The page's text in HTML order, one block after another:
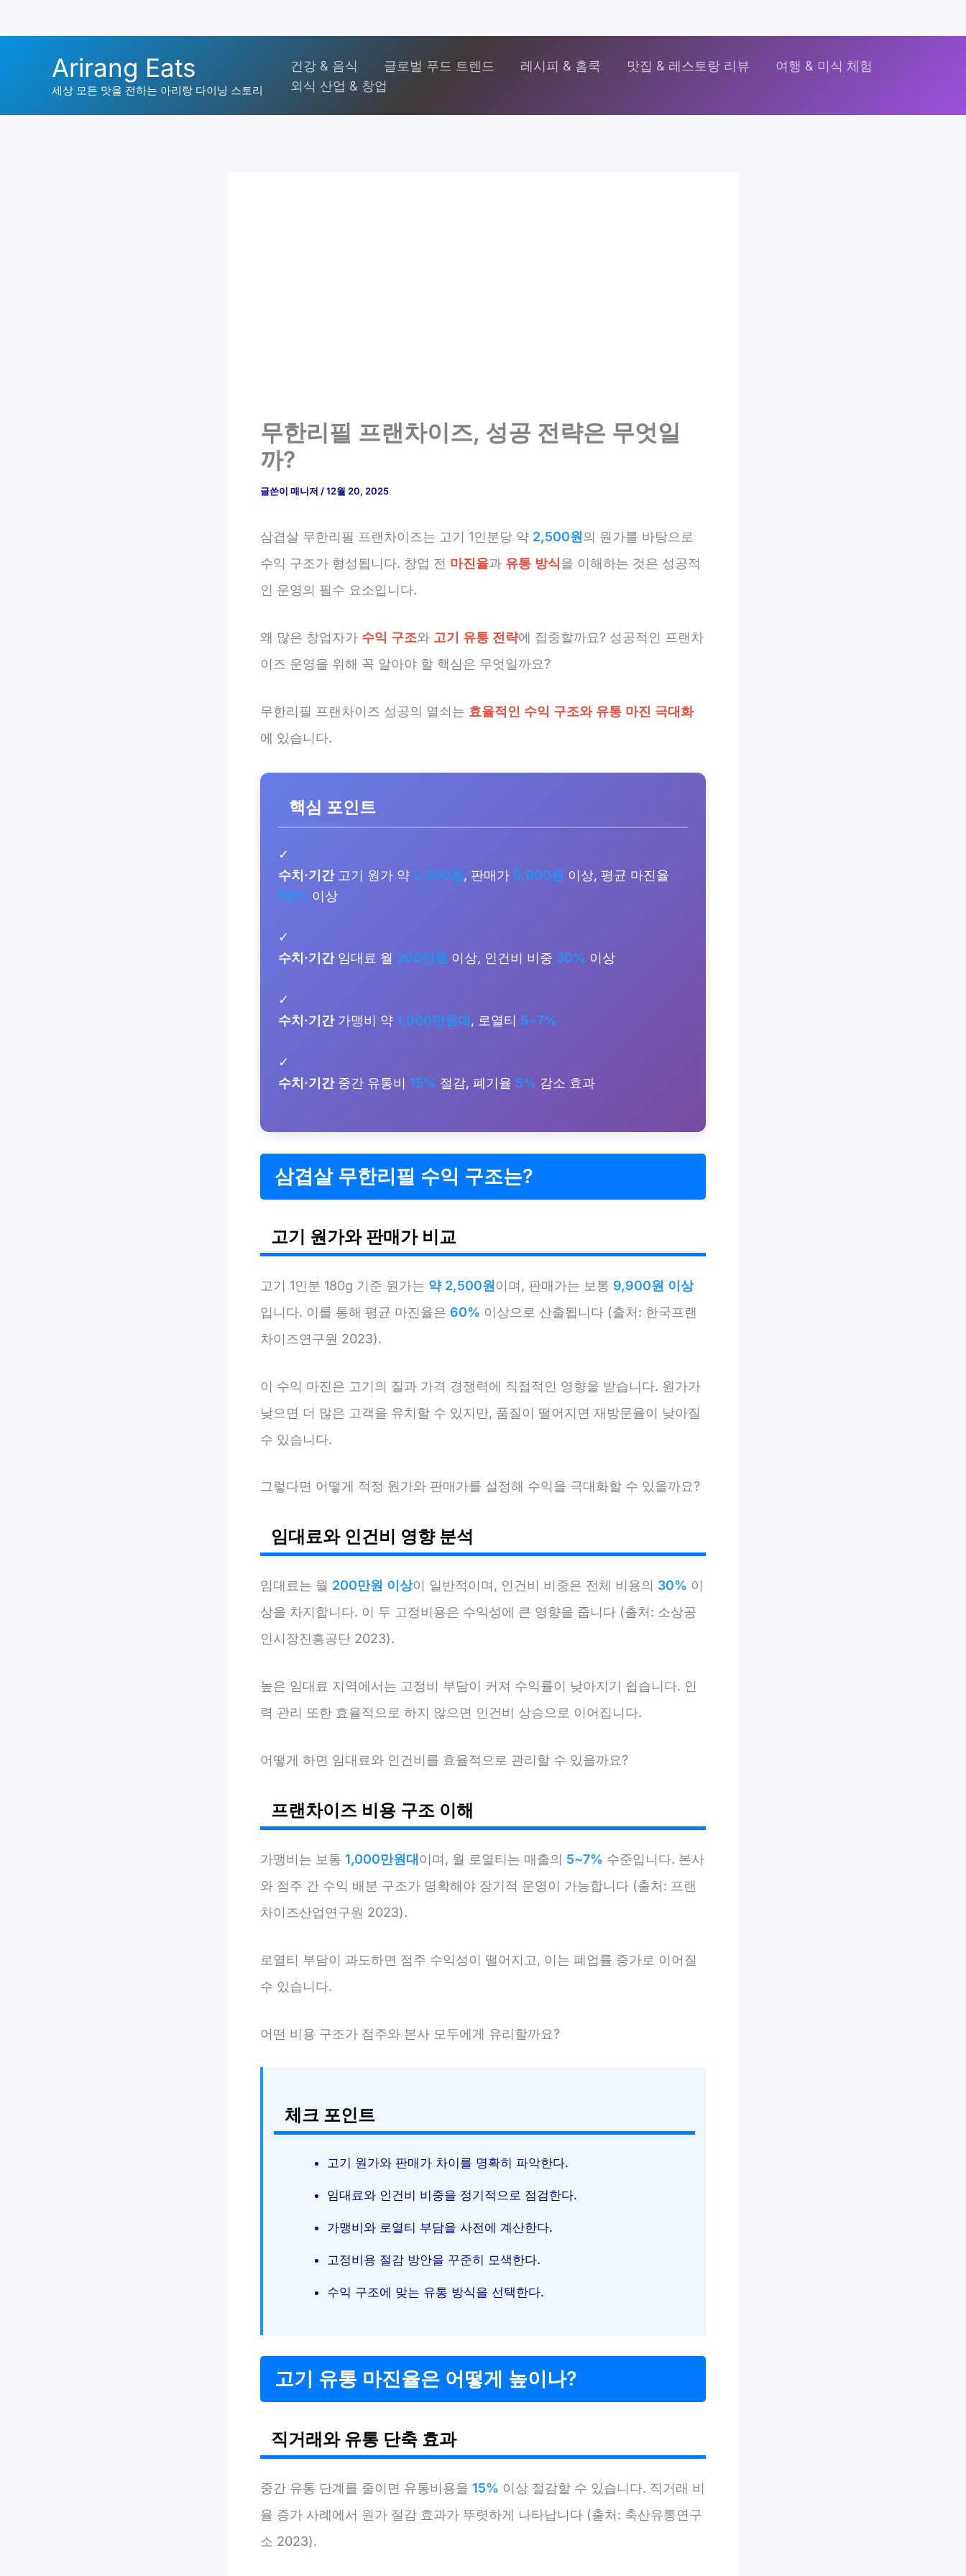
Arirang Eats
세상 모든 맛을 전하는 아리랑 다이닝 스토리
건강 & 음식 글로벌 푸드 트렌드 레시피 & 홈쿡 맛집 & 레스토랑 리뷰
여행 & 미식 체험
외식 산업 & 창업
무한리필 프랜차이즈, 성공 전략은 무엇일
까?
글쓴이 매니저 /12월 20, 2025
삼겹살 무한리필 프랜차이즈는 고기 1인분당 약 2,500원 의 원가를 바탕으로
수익 구조가 형성됩니다. 창업 전 마진율과 유통 방식을 이해하는 것은 성공적
인 운영의 필수 요소입니다.
왜 많은 창업자가 수익 구조와 고기 유통 전략에 집중할까요? 성공적인 프랜차
이즈 운영을 위해 꼭 알아야 할 핵심은 무엇일까요?
무한리필 프랜차이즈 성공의 열쇠는 효율적인 수익 구조와 유통 마진 극대화
에 있습니다.
핵심 포인트
✓
수치·기간고기 원가 약 2,500원, 판매가 9,900원 이상, 평균 마진율
60% 이상
✓
수치·기간임대료 월 200만원 이상, 인건비 비중 30% 이상
✓
수치·기간가맹비 약 1,000만원대 , 로열티 5~7%
✓
수치·기간중간 유통비 15% 절감, 폐기율 5% 감소 효과
삼겹살 무한리필 수익 구조는?
고기 원가와 판매가 비교
고기 1인분 180g 기준 원가는 약 2,500원이며, 판매가는 보통 9,900원 이상
입니다. 이를 통해 평균 마진율은 60% 이상으로 산출됩니다 (출처: 한국프랜
차이즈연구원 2023).
이 수익 마진은 고기의 질과 가격 경쟁력에 직접적인 영향을 받습니다. 원가가
낮으면 더 많은 고객을 유치할 수 있지만, 품질이 떨어지면 재방문율이 낮아질
수 있습니다.
그렇다면 어떻게 적정 원가와 판매가를 설정해 수익을 극대화할 수 있을까요?
임대료와 인건비 영향 분석
임대료는 월 200만원 이상이 일반적이며, 인건비 비중은 전체 비용의 30% 이
상을 차지합니다. 이 두 고정비용은 수익성에 큰 영향을 줍니다 (출처: 소상공
인시장진흥공단 2023).
높은 임대료 지역에서는 고정비 부담이 커져 수익률이 낮아지기 쉽습니다. 인
력 관리 또한 효율적으로 하지 않으면 인건비 상승으로 이어집니다.
어떻게 하면 임대료와 인건비를 효율적으로 관리할 수 있을까요?
프랜차이즈 비용 구조 이해
가맹비는 보통 1,000만원대 이며, 월 로열티는 매출의 5~7% 수준입니다. 본사
와 점주 간 수익 배분 구조가 명확해야 장기적 운영이 가능합니다 (출처: 프랜
차이즈산업연구원 2023).
로열티 부담이 과도하면 점주 수익성이 떨어지고, 이는 폐업률 증가로 이어질
수 있습니다.
어떤 비용 구조가 점주와 본사 모두에게 유리할까요?
체크 포인트
고기 원가와 판매가 차이를 명확히 파악한다.
임대료와 인건비 비중을 정기적으로 점검한다.
가맹비와 로열티 부담을 사전에 계산한다.
고정비용 절감 방안을 꾸준히 모색한다.
수익 구조에 맞는 유통 방식을 선택한다.
고기 유통 마진율은 어떻게 높이나?
직거래와 유통 단축 효과
중간 유통 단계를 줄이면 유통비용을 15% 이상 절감할 수 있습니다. 직거래 비
율 증가 사례에서 원가 절감 효과가 뚜렷하게 나타납니다 (출처: 축산유통연구
소 2023).